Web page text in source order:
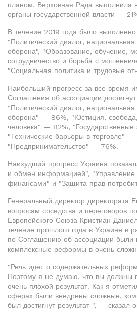
планом. Верховная Рада выполнила
органы государственной власти —
В течение 2019 года было
"Политический диалог, национальная
оборона", "Образование, обучение,
сотрудничество и борьба с
"Социальная политика и трудовые
Наибольший прогресс за все время
Соглашения об ассоциации
"Политический диалог, национальная
оборона" — 86%, "Юстиция, свобода,
человека" — 82%,
"Технические барьеры в торговле" —
"Предпринимательство" — 76%.
Наихудший прогресс Украина
и обмен информацией", "Управление
финансами" и "Защита прав
Генеральный директор директората
вопросам соседства и переговоров
Европейского Союза Кристиан
течение прошлого года в Украине в
по Соглашению об ассоциации были
комплексные реформы в очень
"Речь идет о содержательных
Поэтому я не думаю, что вы должны
очень плохой результат. Как я
сферах были внедрены сложные,
был достигнут результат ", — сказал